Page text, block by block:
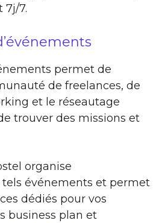
7j/7.
permet de
de freelances, de
et le réseautage
trouver des missions et
organise
événements et permet
dédiés pour vos
business plan et